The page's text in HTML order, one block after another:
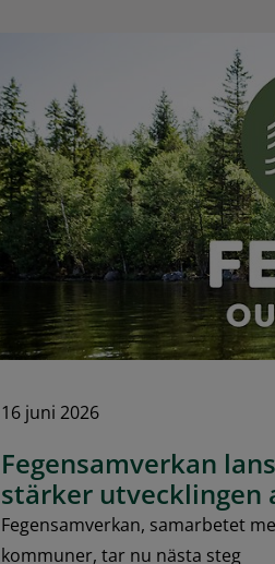
16 juni 2026
Fegensamverkan
stärker utvecklingen
Fegensamverkan, samarbetet
kommuner, tar nu nästa steg